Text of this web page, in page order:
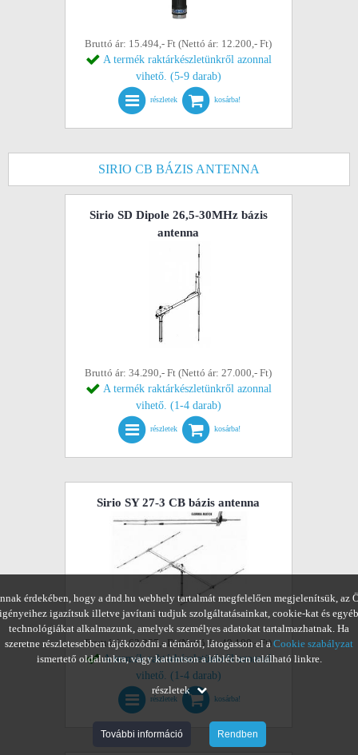
Bruttó ár: 15.494,- Ft (Nettó ár: 12.200,- Ft)
A termék raktárkészletünkről azonnal
vihető. (5-9 darab)
részletek kosárba!
SIRIO CB BÁZIS ANTENNA
Sirio SD Dipole 26,5-30MHz bázis
antenna
Bruttó ár: 34.290,- Ft (Nettó ár: 27.000,- Ft)
A termék raktárkészletünkről azonnal
vihető. (1-4 darab)
részletek kosárba!
Sirio SY 27-3 CB bázis antenna
Bruttó ár: 62.357,- Ft (Nettó ár: 49.100,- Ft)
A termék raktárkészletünkről azonnal
vihető. (1-4 darab)
részletek kosárba!
érdekében, hogy a dnd.hu webhely tartalmát megfelelően megjelenítsük, az
igényeihez igazítsuk illetve javítani tudjuk szolgáltatásainkat, cookie-kat és egyéb
technológiákat alkalmazunk, amelyek személyes adatokat tartalmazhatnak. Ha
szeretne részletesebben tájékozódni a témáról, látogasson el aCookie szabályzat
ismertető oldalunkra, vagy kattintson a láblécben található linkre.
részletek
További információ Rendben